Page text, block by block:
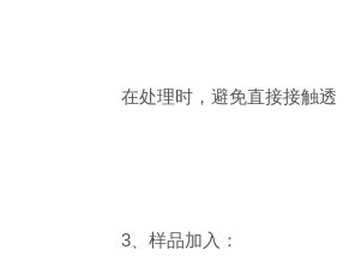
在处理时，避免直接接触透
3、样品加入：